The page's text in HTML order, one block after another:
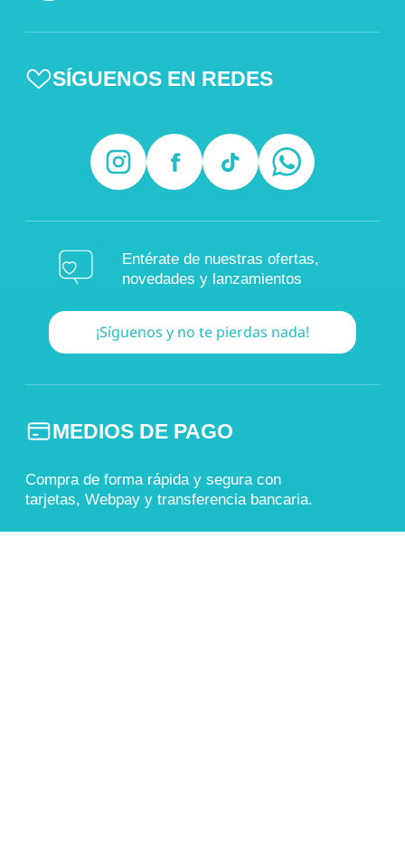
SÍGUENOS EN REDES
Entérate de nuestras ofertas,
novedades y lanzamientos
¡Síguenos y no te pierdas nada!
MEDIOS DE PAGO
Compra de forma rápida y segura con
tarjetas, Webpay y transferencia bancaria.